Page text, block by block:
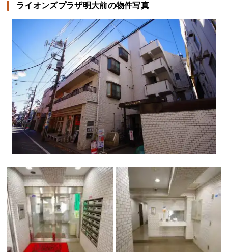
ライオンズプラザ明大前の物件写真